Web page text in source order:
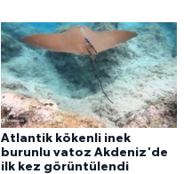
Atlantik kökenli inek
burunlu vatoz Akdeniz'de
ilk kez görüntülendi